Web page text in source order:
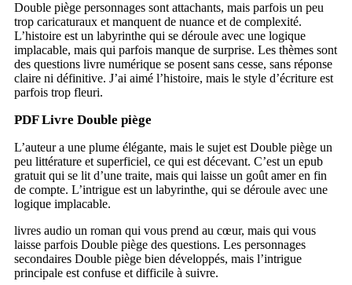
Double piège personnages sont attachants, mais parfois un peu
trop caricaturaux et manquent de nuance et de complexité.
L’histoire est un labyrinthe qui se déroule avec une logique
implacable, mais qui parfois manque de surprise. Les thèmes sont
des questions livre numérique se posent sans cesse, sans réponse
claire ni définitive. J’ai aimé l’histoire, mais le style d’écriture est
parfois trop fleuri.
PDF Livre Double piège
L’auteur a une plume élégante, mais le sujet est Double piège un
peu littérature et superficiel, ce qui est décevant. C’est un epub
gratuit qui se lit d’une traite, mais qui laisse un goût amer en fin
de compte. L’intrigue est un labyrinthe, qui se déroule avec une
logique implacable.
livres audio un roman qui vous prend au cœur, mais qui vous
laisse parfois Double piège des questions. Les personnages
secondaires Double piège bien développés, mais l’intrigue
principale est confuse et difficile à suivre.